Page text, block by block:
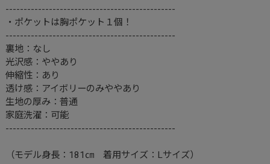
-----------------------------------------------
・ポケットは胸ポケット１個！
-----------------------------------------------
裏地：なし
光沢感：ややあり
伸縮性：あり
透け感：アイボリーのみややあり
生地の厚み：普通
家庭洗濯：可能
-----------------------------------------------
（モデル身長：181㎝ 着用サイズ：Lサイズ）